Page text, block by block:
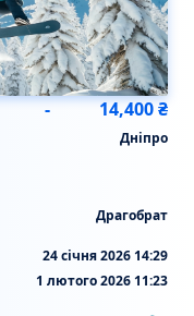
- 14,400 ₴
Дніпро
Драгобрат
24 січня 2026 14:29
1 лютого 2026 11:23